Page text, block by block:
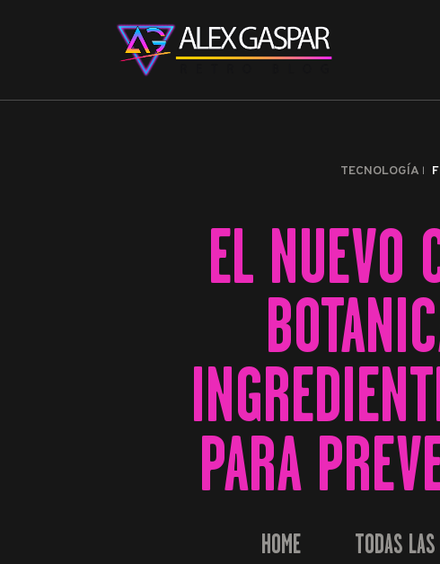
TECNOLOGÍA
EL NUEVO
PARA
HOME TODAS